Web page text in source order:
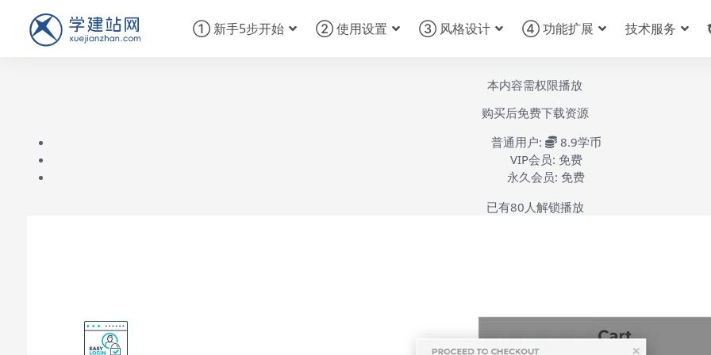
① 新手5步开始 ② 使用设置 ③ 风格设计 ④ 功能扩展 技术服务
本内容需权限播放
购买后免费下载资源
普通用户:
8.9学币
VIP会员: 免费
永久会员: 免费
已有80 人解锁播放
YITH Login & Register Popup安装激活-第1集